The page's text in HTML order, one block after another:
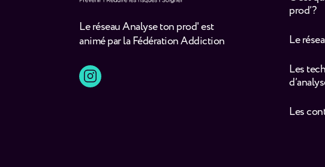
Le réseau Analyse ton prod' est
animé par la Fédération Addiction
prod’ ?
Le
Les
Les